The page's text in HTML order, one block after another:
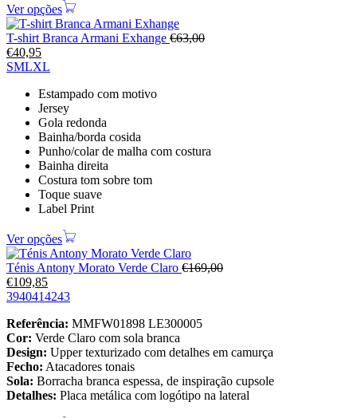
Ver opções
T-shirt Branca Armani Exhange €63,00
€40,95
SMLXL
Estampado com motivo
Jersey
Gola redonda
Bainha/borda cosida
Punho/colar de malha com costura
Bainha direita
Costura tom sobre tom
Toque suave
Label Print
Ver opções
Ténis Antony Morato Verde Claro €169,00
€109,85
3940414243
Referência: MMFW01898 LE300005
Cor: Verde Claro com sola branca
Design: Upper texturizado com detalhes em camurça
Fecho: Atacadores tonais
Sola: Borracha branca espessa, de inspiração cupsole
Detalhes: Placa metálica com logótipo na lateral